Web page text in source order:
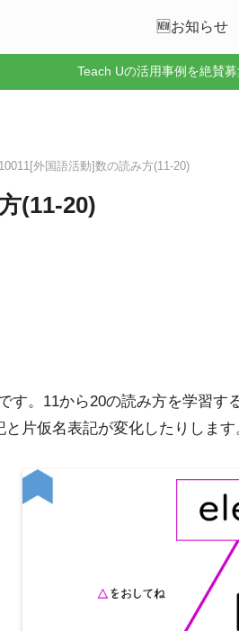
🆕お知らせ
Teach Uの活用事例を絶賛
10011[外国語活動]数の読み方(11-20)
(11-20)
す。11から20の読み方を学習
片仮名表記が変化したりしま